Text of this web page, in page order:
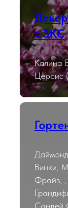
с ЗКС
Калина
Церсис
Винки,
Фрайз,
Сандей